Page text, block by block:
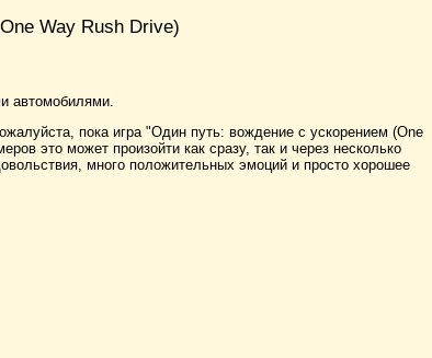
Way Rush Drive)
автомобилями.
пока игра "Один путь: вождение с ускорением (One
это может произойти как сразу, так и через несколько
много положительных эмоций и просто хорошее